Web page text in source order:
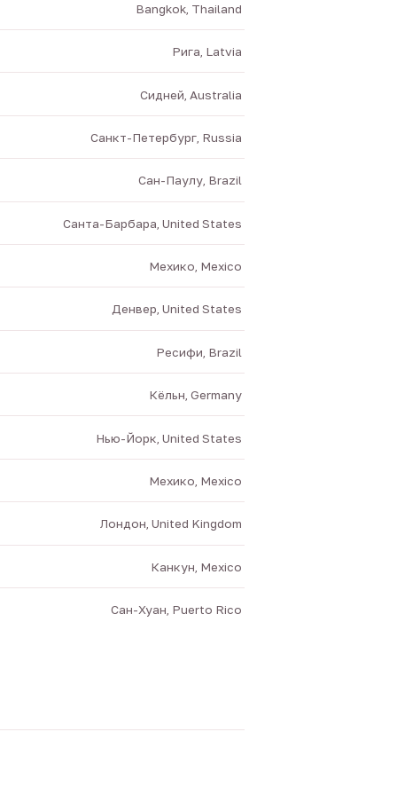
Bangkok, Thailand
Рига, Latvia
Сидней, Australia
Санкт-Петербург, Russia
Сан-Паулу, Brazil
Санта-Барбара, United States
Мехико, Mexico
Денвер, United States
Ресифи, Brazil
Кёльн, Germany
Нью-Йорк, United States
Мехико, Mexico
Лондон, United Kingdom
Канкун, Mexico
Сан-Хуан, Puerto Rico